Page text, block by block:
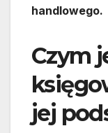
handlowego.
Czym
jej